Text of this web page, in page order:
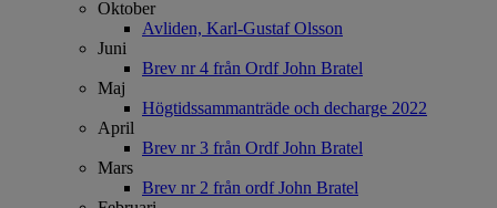
Oktober
Avliden, Karl-Gustaf Olsson
Juni
Brev nr 4 från Ordf John Bratel
Maj
Högtidssammanträde och decharge 2022
April
Brev nr 3 från Ordf John Bratel
Mars
Brev nr 2 från ordf John Bratel